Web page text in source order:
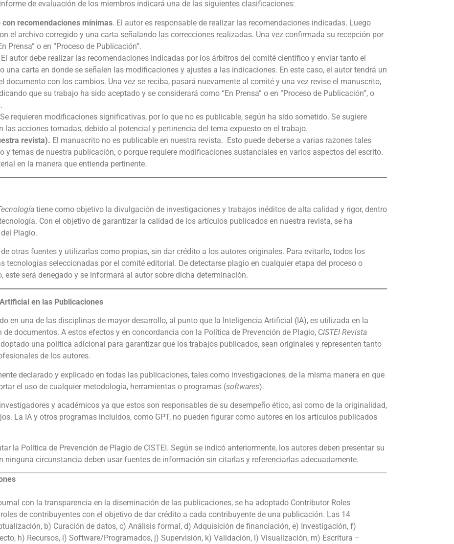
de evaluación de los miembros indicará una de las siguientes clasificaciones:
recomendaciones mínimas. El autor es responsable de realizar las recomendaciones indicadas. Luego
el archivo corregido y una carta señalando las correcciones realizadas. Una vez confirmada su recepción por
Prensa” o en “Proceso de Publicación”.
El autor debe realizar las recomendaciones indicadas por los árbitros del comité científico y enviar tanto el
una carta en donde se señalen las modificaciones y ajustes a las indicaciones. En este caso, el autor tendrá un
documento con los cambios. Una vez se reciba, pasará nuevamente al comité y una vez revise el manuscrito,
que su trabajo ha sido aceptado y se considerará como “En Prensa” o en “Proceso de Publicación”, o
Se requieren modificaciones significativas, por lo que no es publicable, según ha sido sometido. Se sugiere
las acciones tomadas, debido al potencial y pertinencia del tema expuesto en el trabajo.
revista). El manuscrito no es publicable en nuestra revista. Esto puede deberse a varias razones tales
temas de nuestra publicación, o porque requiere modificaciones sustanciales en varios aspectos del escrito.
en la manera que entienda pertinente.
tiene como objetivo la divulgación de investigaciones y trabajos inéditos de alta calidad y rigor, dentro
Con el objetivo de garantizar la calidad de los artículos publicados en nuestra revista, se ha
Plagio.
otras fuentes y utilizarlas como propias, sin dar crédito a los autores originales. Para evitarlo, todos los
tecnologías seleccionadas por el comité editorial. De detectarse plagio en cualquier etapa del proceso o
este será denegado y se informará al autor sobre dicha determinación.
en las Publicaciones
en una de las disciplinas de mayor desarrollo, al punto que la Inteligencia Artificial (IA), es utilizada en la
documentos. A estos efectos y en concordancia con la Política de Prevención de Plagio, CISTEI Revista
una política adicional para garantizar que los trabajos publicados, sean originales y representen tanto
de los autores.
declarado y explicado en todas las publicaciones, tales como investigaciones, de la misma manera en que
el uso de cualquier metodología, herramientas o programas (softwares).
y académicos ya que estos son responsables de su desempeño ético, así como de la originalidad,
La IA y otros programas incluidos, como GPT, no pueden figurar como autores en los artículos publicados
la Política de Prevención de Plagio de CISTEI. Según se indicó anteriormente, los autores deben presentar su
ninguna circunstancia deben usar fuentes de información sin citarlas y referenciarlas adecuadamente.
con la transparencia en la diseminación de las publicaciones, se ha adoptado Contributor Roles
de contribuyentes con el objetivo de dar crédito a cada contribuyente de una publicación. Las 14
b) Curación de datos, c) Análisis formal, d) Adquisición de financiación, e) Investigación, f)
h) Recursos, i) Software/Programados, j) Supervisión, k) Validación, l) Visualización, m) Escritura –